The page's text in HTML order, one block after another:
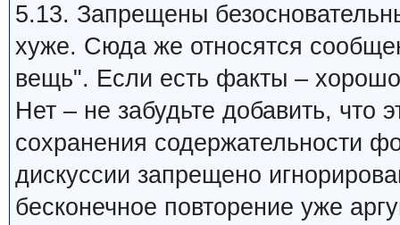
5.13. Запрещены
хуже. Сюда же относятся
вещь". Если есть факты –
Нет – не забудьте добавить,
сохранения содержательности
дискуссии запрещено
бесконечное повторение уже